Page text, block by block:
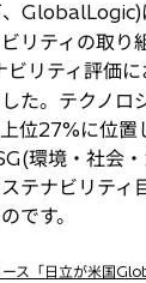
GlobalLogic)
リティの取り
ビリティ評価
た。テクノロ
位27%に位置
環境・社会・
テナビリティ
です。
ス「日立が米国